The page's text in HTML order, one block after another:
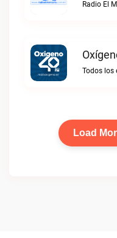
Radio El
Todos los
Load